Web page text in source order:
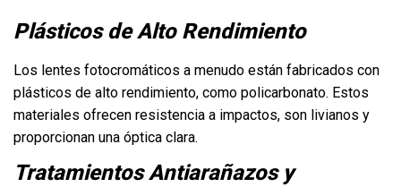
Plásticos de Alto Rendimiento
Los lentes fotocromáticos a menudo están fabricados con
plásticos de alto rendimiento, como policarbonato. Estos
materiales ofrecen resistencia a impactos, son livianos y
proporcionan una óptica clara.
Tratamientos Antiarañazos y